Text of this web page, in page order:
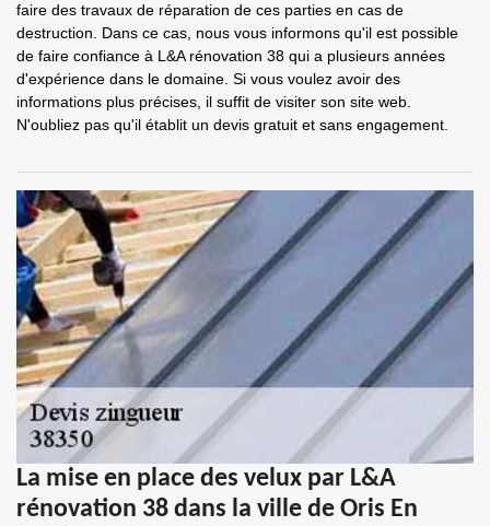
faire des travaux de réparation de ces parties en cas de
destruction. Dans ce cas, nous vous informons qu'il est possible
de faire confiance à L&A rénovation 38 qui a plusieurs années
d'expérience dans le domaine. Si vous voulez avoir des
informations plus précises, il suffit de visiter son site web.
N'oubliez pas qu'il établit un devis gratuit et sans engagement.
La mise en place des velux par L&A
rénovation 38 dans la ville de Oris En